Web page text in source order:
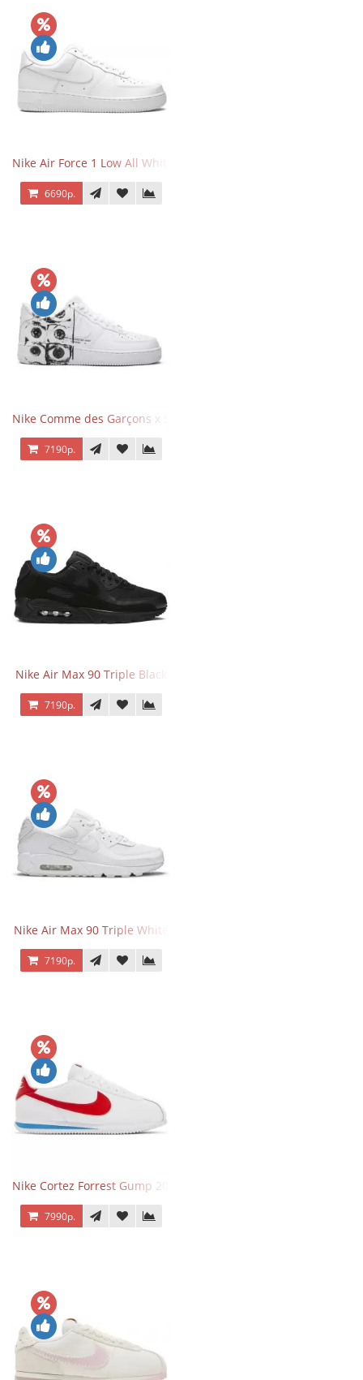
Nike Air Force 1 Low All White
6690р.
Nike Comme des Garçons x Supreme x Air Force 1 Low Eyes
7190р.
Nike Air Max 90 Triple Black
7190р.
Nike Air Max 90 Triple White
7190р.
Nike Cortez Forrest Gump 2024
7990р.